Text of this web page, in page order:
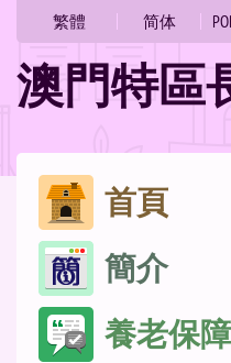
繁體 简体
澳門特區
跳
至
內
容
首頁
簡介
養老保